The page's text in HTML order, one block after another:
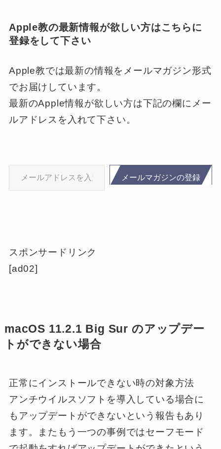
Apple教の最新情報が欲しい方はこちらに
登録をして下さい
Apple教では最新の情報をメールマガジン形式
でお届けしています。
最新のApple情報が欲しい方は下記の欄にメー
ルアドレスを入れて下さい。
メールアドレスを入力…
メールマガジンの登録
スポンサードリンク
[ad02]
macOS 11.2.1 Big Sur のアップデー
トができない場合
正常にインストールできない時の対象方法
アンチウイルスソフトを導入している場合に
もアップデートができない という報告もあり
ます。またもう一つの事例ではセーフモード